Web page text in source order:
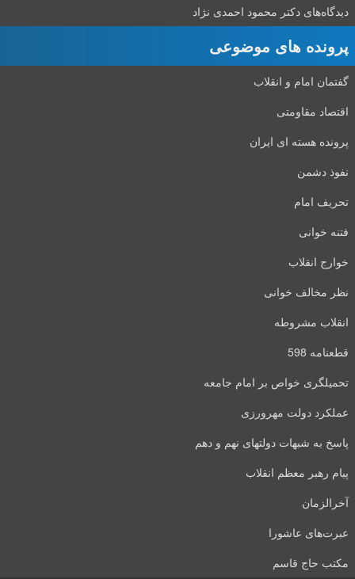
دیدگاه‌های دکتر محمود احمدی نژاد
پرونده های موضوعی
گفتمان امام و انقلاب
اقتصاد مقاومتی
پرونده هسته ای ایران
نفوذ دشمن
تحریف امام
فتنه خوانی
خوارج انقلاب
نظر مخالف خوانی
انقلاب مشروطه
قطعنامه 598
تحمیلگری خواص بر امام جامعه
عملکرد دولت مهرورزی
پاسخ به شبهات دولتهای نهم و دهم
پیام رهبر معظم انقلاب
آخرالزمان
عبرت‌های عاشورا
مکتب حاج قاسم